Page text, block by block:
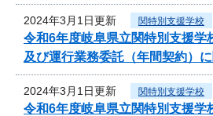
2024年3月1日更新 関特別支援学校
令和6年度岐阜県立関特別支援学
及び運行業務委託（年間契約）
2024年3月1日更新 関特別支援学校
令和6年度岐阜県立関特別支援学